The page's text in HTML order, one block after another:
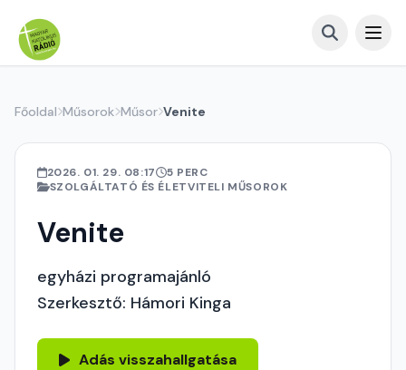
Főoldal Műsorok Műsor Venite
2026. 01. 29. 08:17
5 PERC
SZOLGÁLTATÓ ÉS ÉLETVITELI MŰSOROK
Venite
egyházi programajánló
Szerkesztő: Hámori Kinga
Adás visszahallgatása